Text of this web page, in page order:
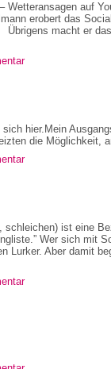
auf
erobert das
macht er
hier.Mein
die Möglichkeit,
schleichen) ist eine
Wer sich mit
Lurker. Aber damit